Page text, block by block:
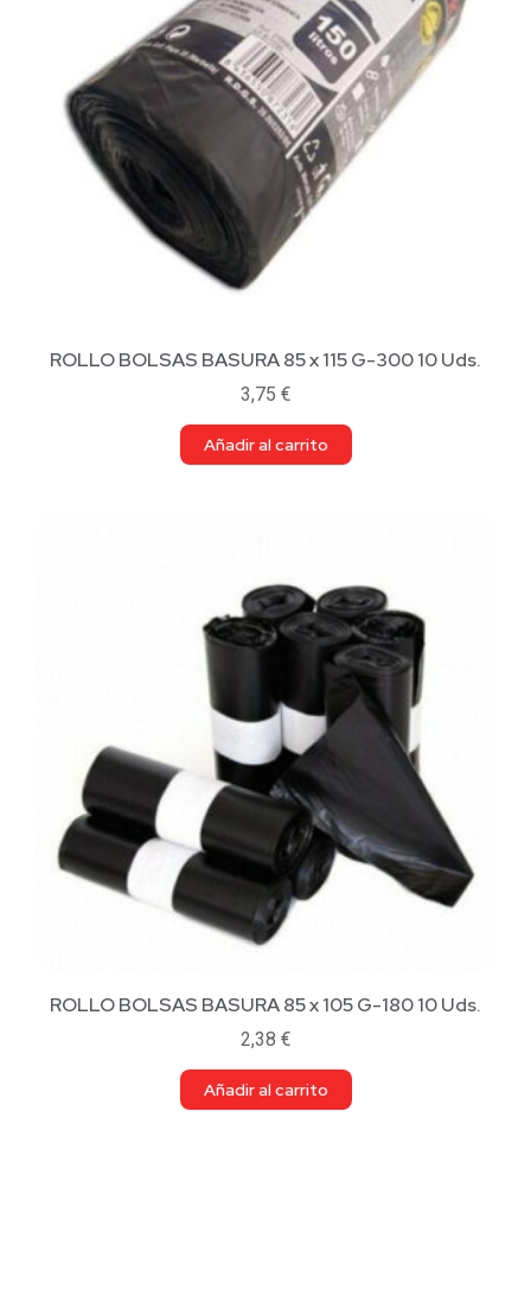
ROLLO BOLSAS BASURA 85 x 115 G-300 10 Uds.
3,75 €
Añadir al carrito
ROLLO BOLSAS BASURA 85 x 105 G-180 10 Uds.
2,38 €
Añadir al carrito